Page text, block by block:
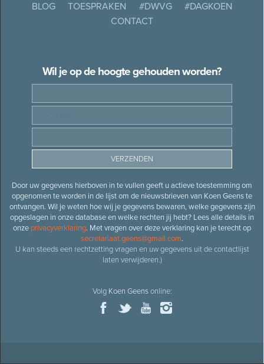
BLOG
TOESPRAKEN #DWVG
#DAGKOEN
CONTACT
Wil je op de hoogte gehouden worden?
Door uw gegevens hierboven in te vullen geeft u actieve toestemming om
opgenomen te worden in de lijst om de nieuwsbrieven van Koen Geens te
ontvangen. Wil je weten hoe wij je gegevens bewaren, welke gegevens zijn
opgeslagen in onze database en welke rechten jij hebt? Lees alle details in
onze privacyverklaring. Met vragen over deze verklaring kan je terecht op
secretariaat.geens@gmail.com.
U kan steeds een rechtzetting vragen en uw gegevens uit de contactlijst
laten verwijderen.)
Volg Koen Geensonline: